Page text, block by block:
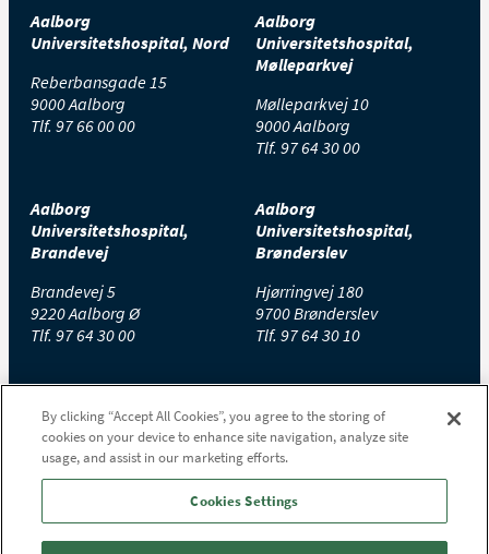
Aalborg
Universitetshospital, Nord
Reberbansgade 15
9000 Aalborg
Tlf. 97 66 00 00
Aalborg
Universitetshospital,
Mølleparkvej
Mølleparkvej 10
9000 Aalborg
Tlf. 97 64 30 00
Aalborg
Universitetshospital,
Brandevej
Brandevej 5
9220 Aalborg Ø
Tlf. 97 64 30 00
Aalborg
Universitetshospital,
Brønderslev
Hjørringvej 180
9700 Brønderslev
Tlf. 97 64 30 10
Universitetshospital,
Farsø
Højgårdsvej 11
Tlf.97 65 30 00
Universitetshospital,
Hobro
Stolbjergvej 8
9500 Hobro
Tlf.97 65 20 00
By clicking “Accept All Cookies”, you agree to the storing of
cookies on your device to enhance site navigation, analyze site
usage, and assist in our marketing efforts.
Cookies Settings